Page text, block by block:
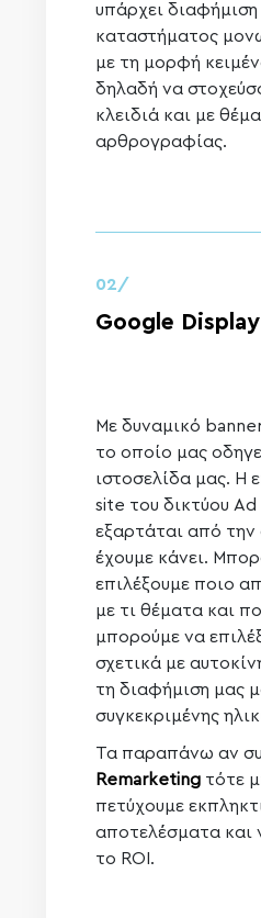
υπάρχει διαφήμιση
καταστήματος
με τη μορφή
δηλαδή να
κλειδιά και με
αρθρογραφίας.
02/
Google
Με δυναμικό
το οποίο μας
ιστοσελίδα μας. Η
site του δικτύου Ad
εξαρτάται από την
έχουμε κάνει.
επιλέξουμε ποιο
με τι θέματα και
μπορούμε να
σχετικά με
τη διαφήμιση μας
συγκεκριμένης
Τα παραπάνω αν
Remarketing τότε
πετύχουμε
αποτελέσματα και
το ROI.